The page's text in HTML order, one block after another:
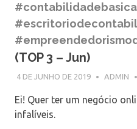
(TOP 3 – Jun)
4 DE JUNHO DE 2019 ADMIN
Ei! Quer ter um negócio
infalíveis.